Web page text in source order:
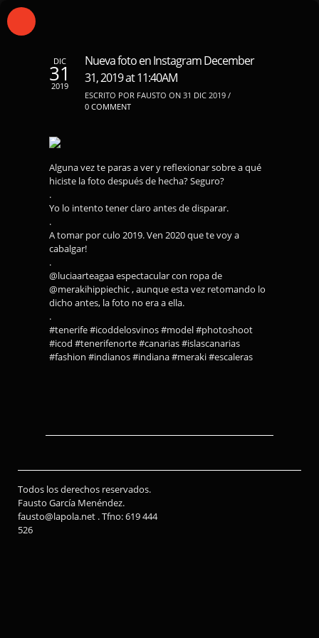
DIC
31
2019
Nueva foto en Instagram December
31, 2019 at 11:40AM
ESCRITO POR FAUSTO ON 31 DIC 2019 /
0 COMMENT
Alguna vez te paras a ver y reflexionar sobre a qué
hiciste la foto después de hecha? Seguro?
.
Yo lo intento tener claro antes de disparar.
.
A tomar por culo 2019. Ven 2020 que te voy a
cabalgar!
.
@luciaarteagaa espectacular con ropa de
@merakihippiechic , aunque esta vez retomando lo
dicho antes, la foto no era a ella.
.
#tenerife #icoddelosvinos #model #photoshoot
#icod #tenerifenorte #canarias #islascanarias
#fashion #indianos #indiana #meraki #escaleras
Todos los derechos reservados.
Fausto García Menéndez.
fausto@lapola.net . Tfno: 619 444
526